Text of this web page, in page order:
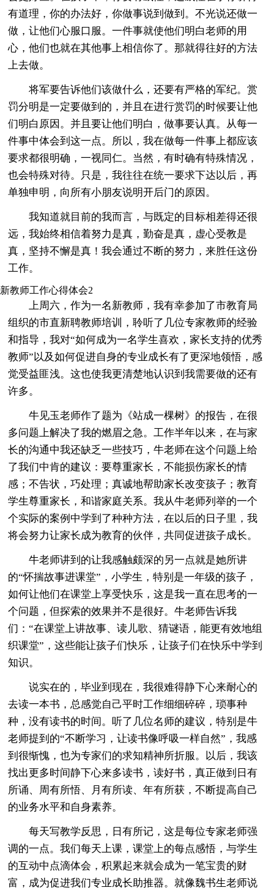
有道理，你的办法好，你做事说到做到。不光说还做一
做，让他们心服口服。一件事就使他们明白老师的用
心，他们也就在其他事上相信你了。那就得往好的方法
上去做。
将军要告诉他们该做什么，还要有严格的军纪。赏
罚分明是一定要做到的，并且在进行赏罚的时候要让他
们明白原因。并且要让他们明白，做事要认真。从每一
件事中体会到这一点。所以，我在做每一件事上都应该
要求都很明确，一视同仁。当然，有时确有特殊情况，
也会特殊对待。只是，我往往在统一要求下达以后，再
单独申明，向所有小朋友说明开后门的原因。
我知道就目前的我而言，与既定的目标相差得还很
远，我始终相信着努力是真，勤奋是真，虚心受教是
真，坚持不懈是真！我会通过不断的努力，来胜任这份
工作。
新教师工作心得体会2
上周六，作为一名新教师，我有幸参加了市教育局
组织的市直新聘教师培训，聆听了几位专家教师的经验
和指导，我对“如何成为一名学生喜欢，家长支持的优秀
教师”以及如何促进自身的专业成长有了更深地领悟，感
觉受益匪浅。这也使我更清楚地认识到我需要做的还有
许多。
牛见玉老师作了题为《站成一棵树》的报告，在很
多问题上解决了我的燃眉之急。工作半年以来，在与家
长的沟通中我还缺乏一些技巧，牛老师在这个问题上给
了我们中肯的建议：要尊重家长，不能损伤家长的情
感；不告状，巧处理；真诚地帮助家长改变孩子；教育
学生尊重家长，和谐家庭关系。我从牛老师列举的一个
个实际的案例中学到了种种方法，在以后的日子里，我
将会努力让家长成为教育的伙伴，共同促进孩子成长。
牛老师讲到的让我感触颇深的另一点就是她所讲
的“怀揣故事进课堂”，小学生，特别是一年级的孩子，
如何让他们在课堂上享受快乐，这是我一直在思考的一
个问题，但探索的效果并不是很好。牛老师告诉我
们：“在课堂上讲故事、读儿歌、猜谜语，能更有效地组
织课堂”，这些能让孩子们快乐，让孩子们在快乐中学到
知识。
说实在的，毕业到现在，我很难得静下心来耐心的
去读一本书，总感觉自己平时工作细细碎碎，琐事种
种，没有读书的时间。听了几位名师的建议，特别是牛
老师提到的“不断学习，让读书像呼吸一样自然”，我感
到很惭愧，也为专家们的求知精神所折服。以后，我该
找出更多时间静下心来多读书，读好书，真正做到日有
所诵、周有所悟、月有所读、年有所获，不断提高自己
的业务水平和自身素养。
每天写教学反思，日有所记，这是每位专家老师强
调的一点。我们每天上课，课堂上的每点感悟，与学生
的互动中点滴体会，积累起来就会成为一笔宝贵的财
富，成为促进我们专业成长助推器。就像魏书生老师说